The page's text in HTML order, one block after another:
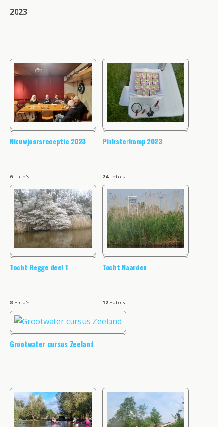
2023
Nieuwjaarsreceptie 2023
6Foto's
Pinksterkamp 2023
24Foto's
Tocht Regge deel 1
8 Foto's
Tocht Naarden
12 Foto's
Grootwater cursus Zeeland